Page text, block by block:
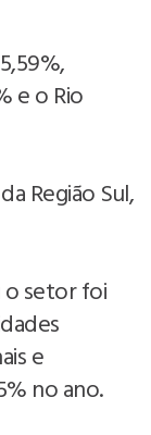
e o Rio
Região Sul,
o setor foi
e
no ano.